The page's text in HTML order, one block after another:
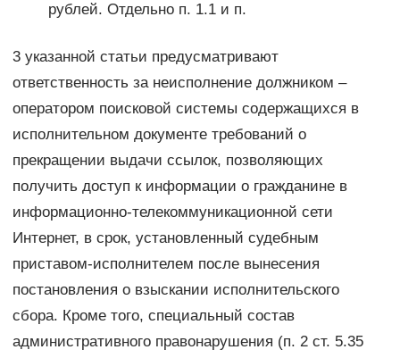
рублей. Отдельно п. 1.1 и п.
3 указанной статьи предусматривают
ответственность за неисполнение должником –
оператором поисковой системы содержащихся в
исполнительном документе требований о
прекращении выдачи ссылок, позволяющих
получить доступ к информации о гражданине в
информационно-телекоммуникационной сети
Интернет, в срок, установленный судебным
приставом-исполнителем после вынесения
постановления о взыскании исполнительского
сбора. Кроме того, специальный состав
административного правонарушения (п. 2 ст. 5.35